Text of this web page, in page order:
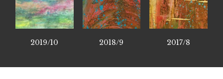
2019/10 2018/9 2017/8